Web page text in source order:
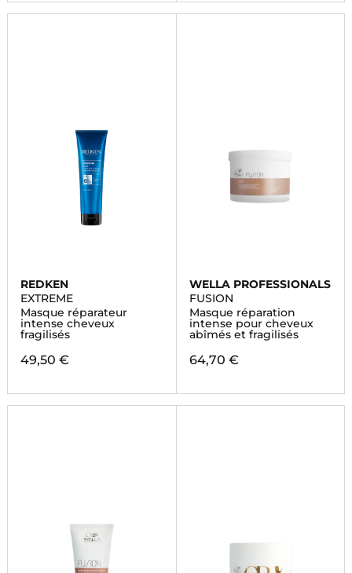
REDKEN
EXTREME
Masque réparateur
intense cheveux
fragilisés
49,50 €
WELLA PROFESSIONALS
FUSION
Masque réparation
intense pour cheveux
abîmés et fragilisés
64,70 €